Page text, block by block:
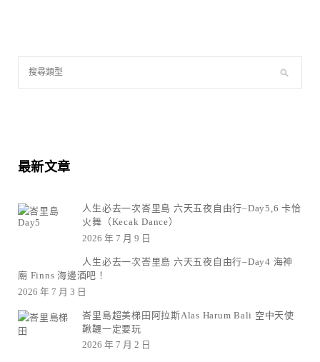
最新文章
人生必去一次峇里島 六天五夜自由行–Day5,6 卡恰
火舞（Kecak Dance）
2026 年 7 月 9 日
人生必去一次峇里島 六天五夜自由行–Day4 海神
廟 Finns 海邊酒吧！
2026 年 7 月 3 日
峇里島超美梯田阿拉斯Alas Harum Bali 空中天使
鞦韆一定要玩
2026 年 7 月 2 日